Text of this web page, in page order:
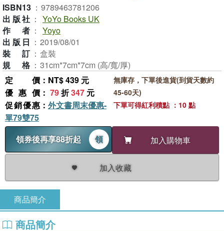
ISBN13 ： 9789463781206
出版社 ： YoYo Books UK
作者 ： Yoyo
出版日 ： 2019/08/01
裝訂 ： 盒裝
規格 ： 31cm*7cm*7cm (高/寬/厚)
定價 ：NT$ 439 元
優惠價 ： 79折347 元
促銷優惠 ： 外文書周末優惠-
單79雙75
領券後再享88折起
領 加入購物車
加入收藏
無庫存，下單後進貨(到貨天數約
45-60天)
下單可得紅利積點 ：10 點
商品簡介
商品簡介